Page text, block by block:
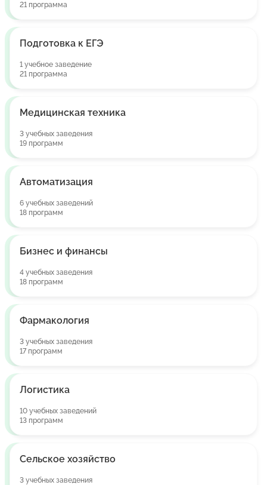
21 программа
Подготовка к ЕГЭ
1 учебное заведение
21 программа
Медицинская техника
3 учебных заведения
19 программ
Автоматизация
6 учебных заведений
18 программ
Бизнес и финансы
4 учебных заведения
18 программ
Фармакология
3 учебных заведения
17 программ
Логистика
10 учебных заведений
13 программ
Сельское хозяйство
3 учебных заведения